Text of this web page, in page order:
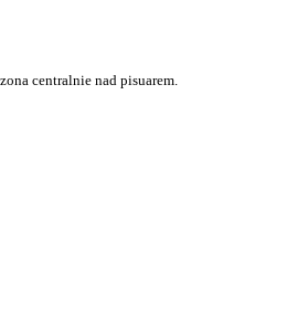
centralnie nad pisuarem.